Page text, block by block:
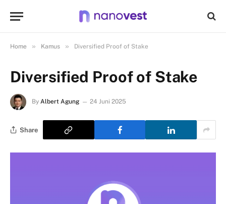
Home » Kamus » Diversified Proof of Stake
Diversified Proof of Stake
By Albert Agung 24 Juni 2025
Share